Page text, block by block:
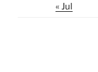
« Jul